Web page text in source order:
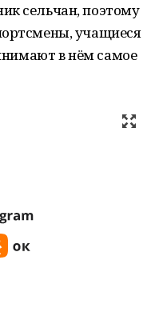
сельчан, поэтому
учащиеся
в нём самое